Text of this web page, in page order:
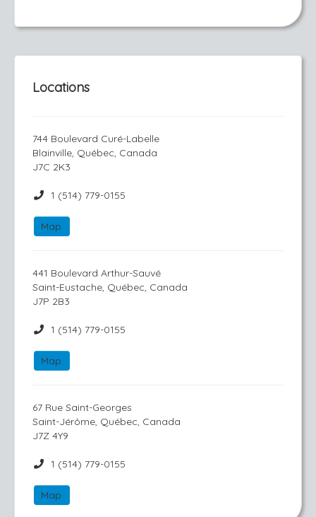
Locations
744 Boulevard Curé-Labelle
Blainville, Québec, Canada
J7C 2K3
1 (514) 779-0155
Map
441 Boulevard Arthur-Sauvé
Saint-Eustache, Québec, Canada
J7P 2B3
1 (514) 779-0155
Map
67 Rue Saint-Georges
Saint-Jérôme, Québec, Canada
J7Z 4Y9
1 (514) 779-0155
Map